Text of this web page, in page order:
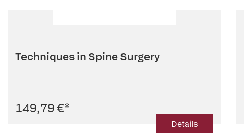
Techniques in Spine Surgery
149,79 €*
Details